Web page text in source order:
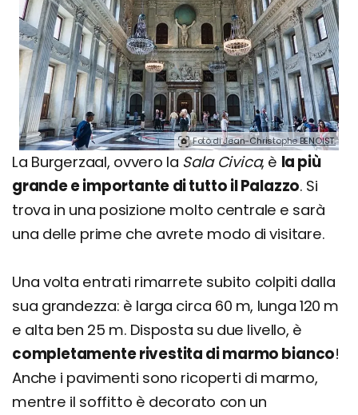
Foto di Jean-Christophe BENOIST.
La Burgerzaal, ovvero la Sala Civica, è la più
grande e importante di tutto il Palazzo. Si
trova in una posizione molto centrale e sarà
una delle prime che avrete modo di visitare.
Una volta entrati rimarrete subito colpiti dalla
sua grandezza: è larga circa 60 m, lunga 120 m
e alta ben 25 m. Disposta su due livello, è
completamente rivestita di marmo bianco!
Anche i pavimenti sono ricoperti di marmo,
mentre il soffitto è decorato con un